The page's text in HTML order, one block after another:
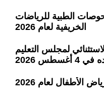
الطبية للرياضات
الخريفية لعام 2026
لمجلس التعليم
2026
الأطفال لعام 2026